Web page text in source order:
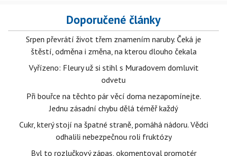
Doporučené články
Srpen převrátí život třem znamením naruby. Čeká je
štěstí, odměna i změna, na kterou dlouho čekala
Vyřízeno: Fleury už si stihl s Muradovem domluvit
odvetu
Při bouřce na těchto pár věcí doma nezapomínejte.
Jednu zásadní chybu dělá téměř každý
Cukr, který stojí na špatné straně, pomáhá nádoru. Vědci
odhalili nebezpečnou roli fruktózy
Byl to rozlučkový zápas, okomentoval promotér